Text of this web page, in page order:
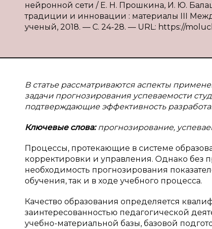
нейронной сети / Е. Н. Прошкина, И. Ю.
традиции и инновации : материалы III
ученый, 2018. — С. 24-28. — URL: https://
В статье рассматриваются аспекты
задачи прогнозирования успеваемости
подтверждающие эффективность
Ключевые слова:прогнозирование,
Процессы, протекающие в системе
корректировки и управления. Однако без
необходимость прогнозирования
обучения, так и в ходе учебного процесса.
Качество образования определяется
заинтересованностью педагогической
учебно-материальной базы, базовой